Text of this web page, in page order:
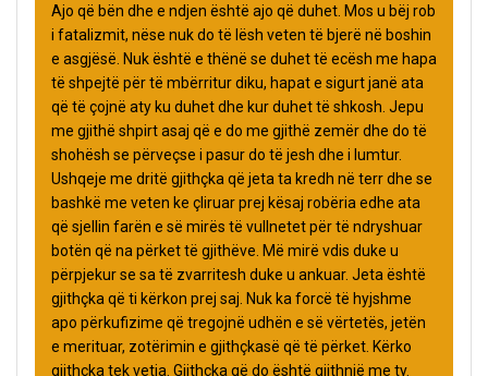
Ajo që bën dhe e ndjen është ajo që duhet. Mos u bëj rob
i fatalizmit, nëse nuk do të lësh veten të bjerë në boshin
e asgjësë. Nuk është e thënë se duhet të ecësh me hapa
të shpejtë për të mbërritur diku, hapat e sigurt janë ata
që të çojnë aty ku duhet dhe kur duhet të shkosh. Jepu
me gjithë shpirt asaj që e do me gjithë zemër dhe do të
shohësh se përveçse i pasur do të jesh dhe i lumtur.
Ushqeje me dritë gjithçka që jeta ta kredh në terr dhe se
bashkë me veten ke çliruar prej kësaj robëria edhe ata
që sjellin farën e së mirës të vullnetet për të ndryshuar
botën që na përket të gjithëve. Më mirë vdis duke u
përpjekur se sa të zvarritesh duke u ankuar. Jeta është
gjithçka që ti kërkon prej saj. Nuk ka forcë të hyjshme
apo përkufizime që tregojnë udhën e së vërtetës, jetën
e merituar, zotërimin e gjithçkasë që të përket. Kërko
gjithçka tek vetja. Gjithçka që do është gjithnjë me ty.